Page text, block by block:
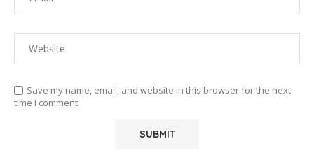
Save my name, email, and website in this browser for the next
time I comment.